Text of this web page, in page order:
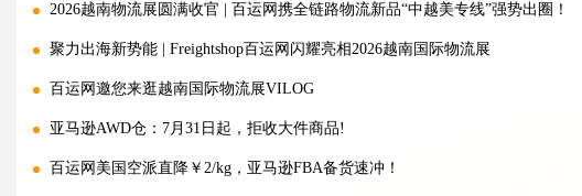
2026越南物流展圆满收官 | 百运网携全链路物流新品“中越美专线”强势出圈！
聚力出海新势能 | Freightshop百运网闪耀亮相2026越南国际物流展
百运网邀您来逛越南国际物流展VILOG
亚马逊AWD仓：7月31日起，拒收大件商品!
百运网美国空派直降￥2/kg，亚马逊FBA备货速冲！